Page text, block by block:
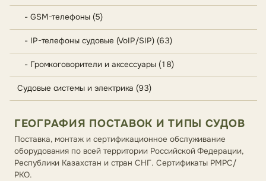
- GSM-телефоны (5)
- IP-телефоны судовые (VoIP/SIP) (63)
- Громкоговорители и аксессуары (18)
Судовые системы и электрика (93)
ГЕОГРАФИЯ ПОСТАВОК И ТИПЫ СУДОВ
Поставка, монтаж и сертификационное обслуживание
оборудования по всей территории Российской Федерации,
Республики Казахстан и стран СНГ. Сертификаты РМРС/
РКО.